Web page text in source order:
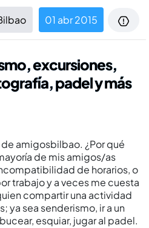
01 abr 2015
excursiones,
padel y más
amigosbilbao. ¿Por qué
de mis amigos/as
de horarios, o
trabajo y a veces me cuesta
compartir una actividad
ya sea senderismo, ir a un
esquiar, jugar al padel.